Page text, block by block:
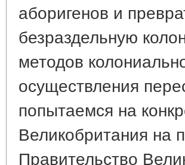
аборигенов и
безраздельную
методов
осуществления
попытаемся на
Великобритания на
Правительство